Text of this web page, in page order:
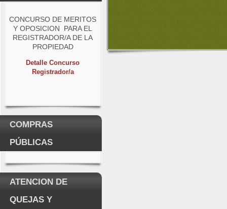
CONCURSO DE MERITOS
Y OPOSICION PARA EL
REGISTRADOR/A DE LA
PROPIEDAD
Detalle Concurso
Registrador/a
COMPRAS
PÚBLICAS
ATENCION DE
QUEJAS Y